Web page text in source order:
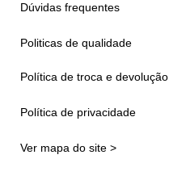
Dúvidas frequentes
Politicas de qualidade
Política de troca e devolução
Política de privacidade
Ver mapa do site >